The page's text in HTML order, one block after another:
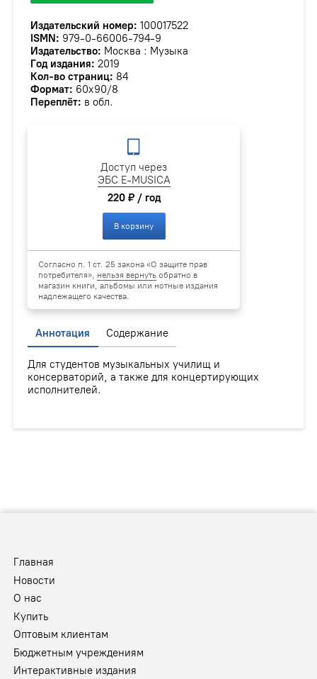
Издательский номер: 100017522
ISMN: 979-0-66006-794-9
Издательство: Москва : Музыка
Год издания: 2019
Кол-во страниц: 84
Формат: 60х90/8
Переплёт: в обл.
Доступ через
ЭБС E-MUSICA
220 ₽ / год
В корзину
Согласно п. 1 ст. 25 закона «О защите прав
потребителя», нельзя вернуть обратно в
магазин книги, альбомы или нотные издания
надлежащего качества.
Аннотация Содержание
Для студентов музыкальных училищ и
консерваторий, а также для концертирующих
исполнителей.
Главная
Новости
О нас
Купить
Оптовым клиентам
Бюджетным учреждениям
Интерактивные издания